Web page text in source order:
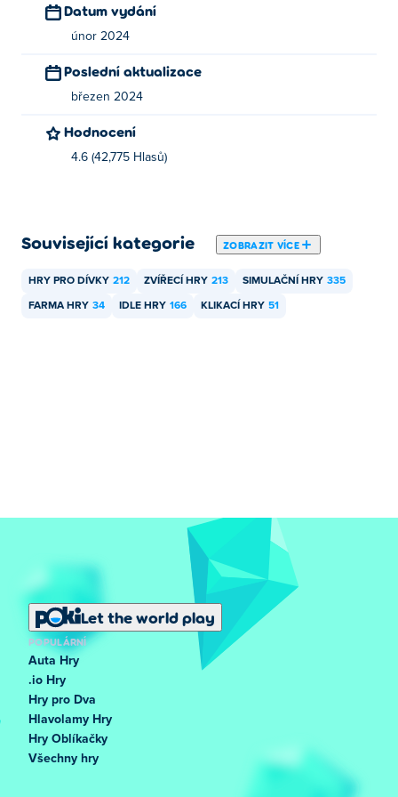
Mohu hrát Chicky Farm na mobilních
Chicky Farm lze hrát na počítači a mobilních zařízeních,
Datum vydání
únor 2024
Poslední aktualizace
březen 2024
Hodnocení
4.6 (42,775 Hlasů)
Související kategorie ZOBRAZIT VÍCE
HRY PRO DÍVKY 212 ZVÍŘECÍ HRY 213 SIMULAČNÍ HRY 335
FARMA HRY 34 IDLE HRY 166 KLIKACÍ HRY 51
Let the world play
POPULÁRNÍ
Auta Hry
.io Hry
Hry pro Dva
Hlavolamy Hry
Hry Oblíkačky
Všechny hry